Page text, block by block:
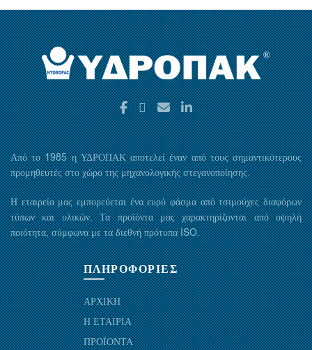
Από το 1985 η ΥΔΡΟΠΑΚ αποτελεί έναν από τους σημαντικότερους
προμηθευτές στο χώρο της μηχανολογικής στεγανοποίησης.
Η εταιρεία μας εμπορεύεται ένα ευρύ φάσμα από τσιμούχες διαφόρων
τύπων και υλικών. Τα προϊόντα μας χαρακτηρίζονται από υψηλή
ποιότητα, σύμφωνα με τα διεθνή πρότυπα ISO.
ΠΛΗΡΟΦΟΡΙΕΣ
ΑΡΧΙΚΗ
Η ΕΤΑΙΡΙΑ
ΠΡΟΪΟΝΤΑ